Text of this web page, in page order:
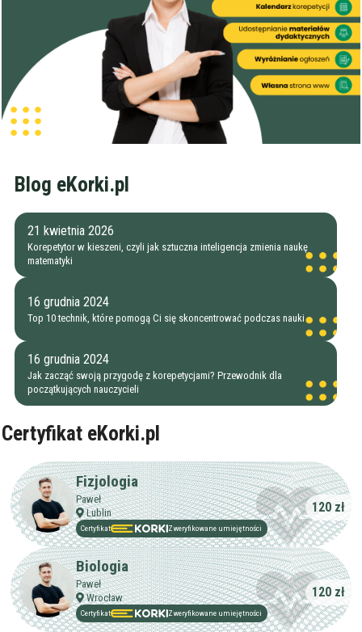
Szukaj w promieniu
km
Moja lokalizacja
Maksymalna cena zł/60min.
Zakres nauczania
Nauczanie przedszkolne
Gimnazjum
Liceum
Przygotowania do studiów
Studia
Dorośli
Miejsce korepetycji
u ucznia
online
korepetytora
Doświadczenie
korepetytora
Staż korepetytora Minimum lat
Wiek korepetytora od do lat
Płeć korepetytora
bez znaczenia
kobieta
mężczyzna
Blog eKorki.pl
21 kwietnia 2026
Korepetytor w kieszeni, czyli jak sztuczna inteligencja zmienia naukę
matematyki
16 grudnia 2024
Top 10 technik, które pomogą Ci się skoncentrować podczas nauki
16 grudnia 2024
Jak zacząć swoją przygodę z korepetycjami? Przewodnik dla
początkujących nauczycieli
Certyfikat eKorki.pl
Fizjologia
Paweł
Lublin
Certyfikat Zweryfikowane umiejętności
120 zł
Biologia
Paweł
Wrocław
Certyfikat Zweryfikowane umiejętności
120 zł